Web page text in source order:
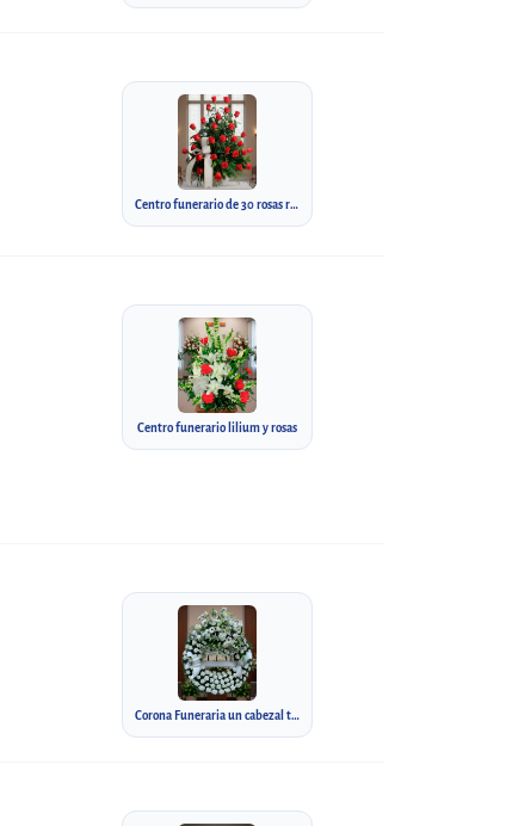
Centro funerario de 30 rosas rojas
Centro funerario lilium y rosas
Corona Funeraria un cabezal tonos blancos